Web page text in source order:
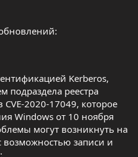
Kerberos,
подраздела реестра
2020-17049, которое
Windows от 10 ноября
могут возникнуть на
возможностью записи и